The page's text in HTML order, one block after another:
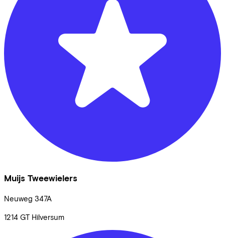
Muijs Tweewielers
Neuweg 347A
1214 GT Hilversum